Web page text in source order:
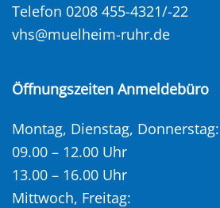
Telefon 0208 455-4321/-22
vhs@muelheim-ruhr.de
Öffnungszeiten Anmeldebüro
Montag, Dienstag, Donnerstag:
09.00 – 12.00 Uhr
13.00 – 16.00 Uhr
Mittwoch, Freitag: